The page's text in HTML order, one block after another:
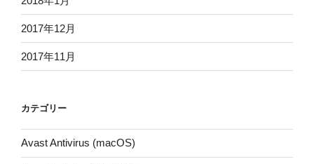
2017年12月
2017年11月
カテゴリー
Avast Antivirus (macOS)